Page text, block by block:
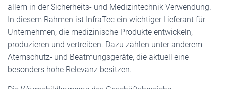
allem in der Sicherheits- und Medizintechnik Verwendung.
In diesem Rahmen ist InfraTec ein wichtiger Lieferant für
Unternehmen, die medizinische Produkte entwickeln,
produzieren und vertreiben. Dazu zählen unter anderem
Atemschutz- und Beatmungsgeräte, die aktuell eine
besonders hohe Relevanz besitzen.